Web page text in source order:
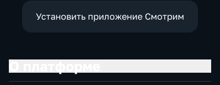
Установить приложение Смотрим